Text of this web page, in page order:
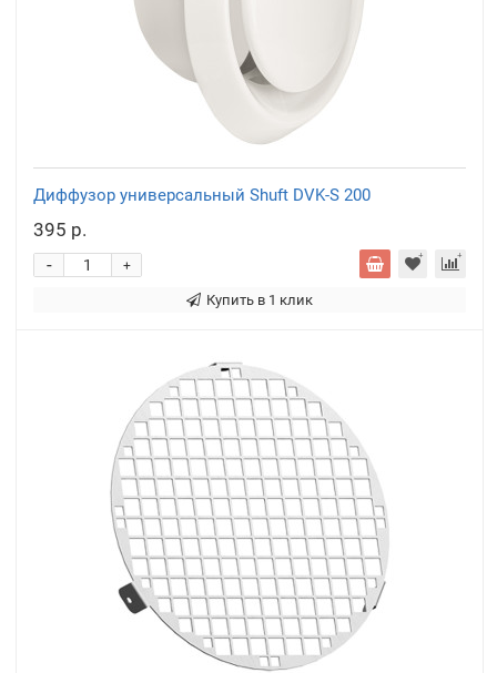
Диффузор универсальный Shuft DVK-S 200
395 р.
+
-
Купить в 1 клик